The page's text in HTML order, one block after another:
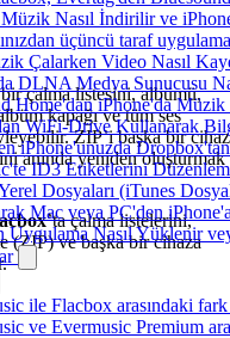
Nasıl İndirilir ve
üçüncü taraf
Çalarken Video Nasıl
DLNA Medya Sunucusu
Home'dan iPhone'da Müzik
WiFi-Drive Kullanarak
iPhone'unuzda
ID3 Etiketlerini
Dosyaları (iTunes
Mac veya PC'den
Uygulama Nasıl Yüklenir
ile Flacbox arasındaki
ve Evermusic Premium
çalma listesini, albümü,
kapağı ve tüm ses
ZIP’i başka bir
anında yeniden oluşturmak
’ta çalma listelerini,
(ZIP) ve başka bir cihaza